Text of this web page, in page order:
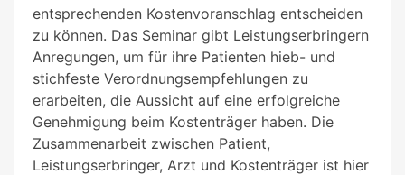
entsprechenden Kostenvoranschlag entscheiden
zu können. Das Seminar gibt Leistungserbringern
Anregungen, um für ihre Patienten hieb- und
stichfeste Verordnungsempfehlungen zu
erarbeiten, die Aussicht auf eine erfolgreiche
Genehmigung beim Kostenträger haben. Die
Zusammenarbeit zwischen Patient,
Leistungserbringer, Arzt und Kostenträger ist hier